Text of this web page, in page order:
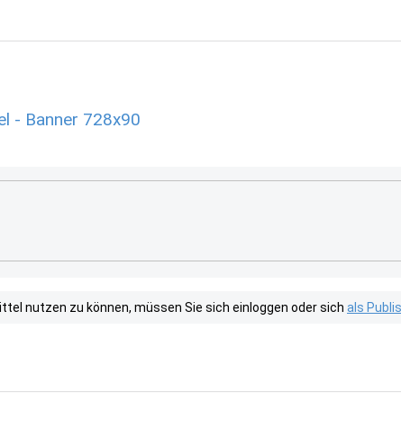
- Banner 728x90
nutzen zu können, müssen Sie sich einloggen oder sich als